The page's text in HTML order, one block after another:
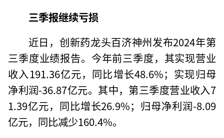
三季报继续亏损
近日，创新药龙头百济神州发布2024年第
三季度业绩报告。今年前三季度，其实现营业
收入191.36亿元，同比增长48.6%；实现归母
净利润-36.87亿元。其中，第三季度营业收入7
1.39亿元，同比增长26.9%；归母净利润-8.09
亿元，同比减少160.4%。